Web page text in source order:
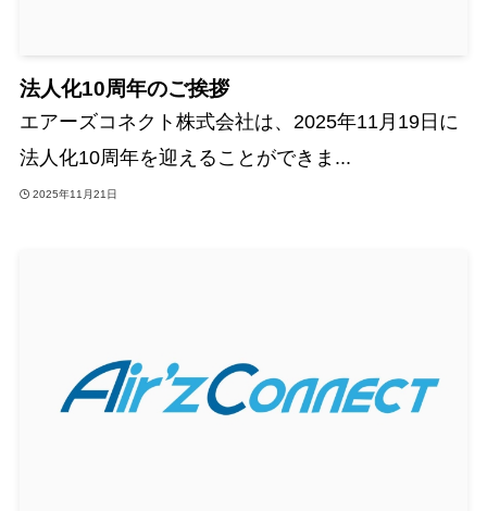
法人化10周年のご挨拶
エアーズコネクト株式会社は、2025年11月19日に
法人化10周年を迎えることができま...
2025年11月21日